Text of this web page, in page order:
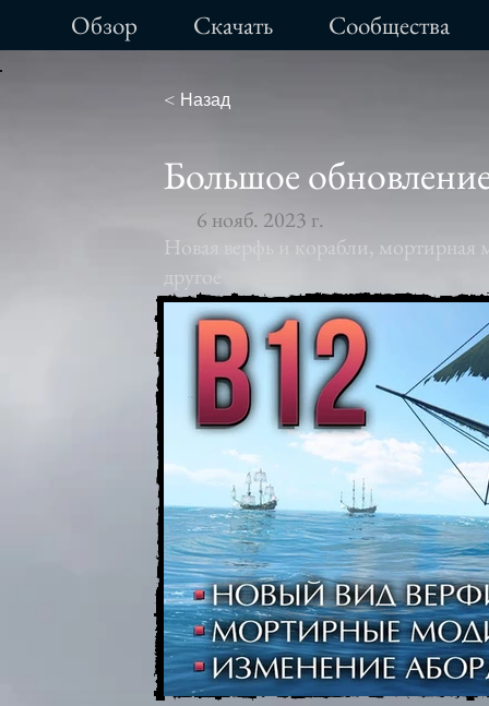
Обзор Cкачать Сообщества
Новая верфь и корабли,
другое
Большое
< Назад
6 нояб. 2023 г.